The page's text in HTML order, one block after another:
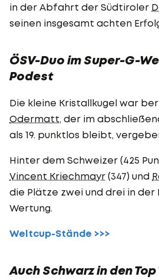
in der Abfahrt der Südtiroler
seinen insgesamt achten
ÖSV-Duo im Super-G-
Podest
Die kleine Kristallkugel war
Odermatt, der im
als 19. punktlos bleibt,
Hinter dem Schweizer (425
Vincent Kriechmayr (347) und
die Plätze zwei und drei in der
Wertung.
Weltcup-Stände >>>
Auch Schwarz in den Top